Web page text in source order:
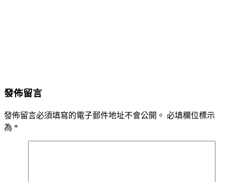
發佈留言
發佈留言必須填寫的電子郵件地址不會公開。 必填欄位標示
為 *